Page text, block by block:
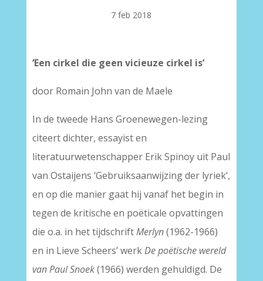
7 feb 2018
‘Een cirkel die geen vicieuze cirkel is’
door Romain John van de Maele
In de tweede Hans Groenewegen-lezing
citeert dichter, essayist en
literatuurwetenschapper Erik Spinoy uit Paul
van Ostaijens ‘Gebruiksaanwijzing der lyriek’,
en op die manier gaat hij vanaf het begin in
tegen de kritische en poëticale opvattingen
die o.a. in het tijdschriftMerlyn(1962-1966)
en in Lieve Scheers’ werkDe poëtische wereld
van Paul Snoek(1966) werden gehuldigd. De